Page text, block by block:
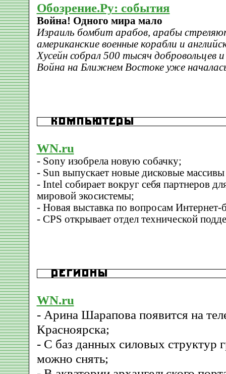
Обозрение.Ру: события
Война! Одного мира мало
Израиль бомбит арабов, арабы
американские военные корабли и
Хусейн собрал 500 тысяч добровольцев
Война на Ближнем Востоке уже
WN.ru
- Sony изобрела новую собачку;
- Sun выпускает новые дисковые
- Intel собирает вокруг себя партнеров
мировой экосистемы;
- Новая выставка по вопросам Интернет-
- CPS открывает отдел технической
WN.ru
- Арина Шарапова появится на
Красноярска;
- С баз данных силовых структур
можно снять;